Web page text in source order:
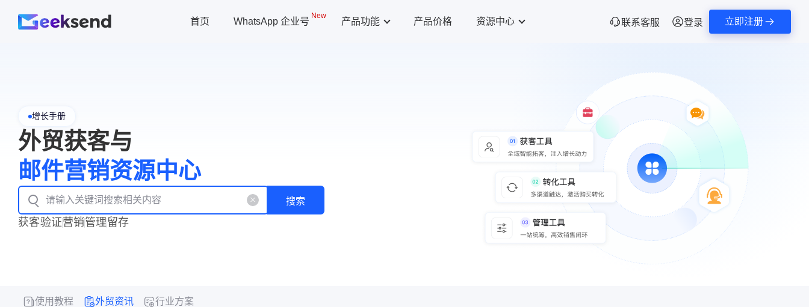
首页 WhatsApp 企业号
New
产品功能 产品价格 资源中心 联系客服 登录 立即注册
增长手册
外贸获客与
邮件营销资源中心
搜索
获客验证营销管理留存
使用教程 外贸资讯 行业方案